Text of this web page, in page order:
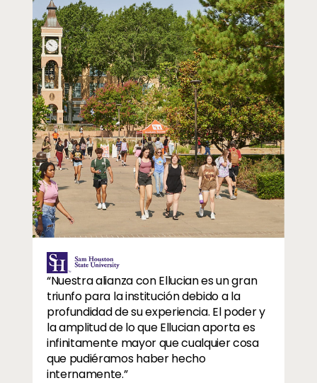
Image
“Nuestra alianza con Ellucian es un gran
triunfo para la institución debido a la
profundidad de su experiencia. El poder y
la amplitud de lo que Ellucian aporta es
infinitamente mayor que cualquier cosa
que pudiéramos haber hecho
internamente.”